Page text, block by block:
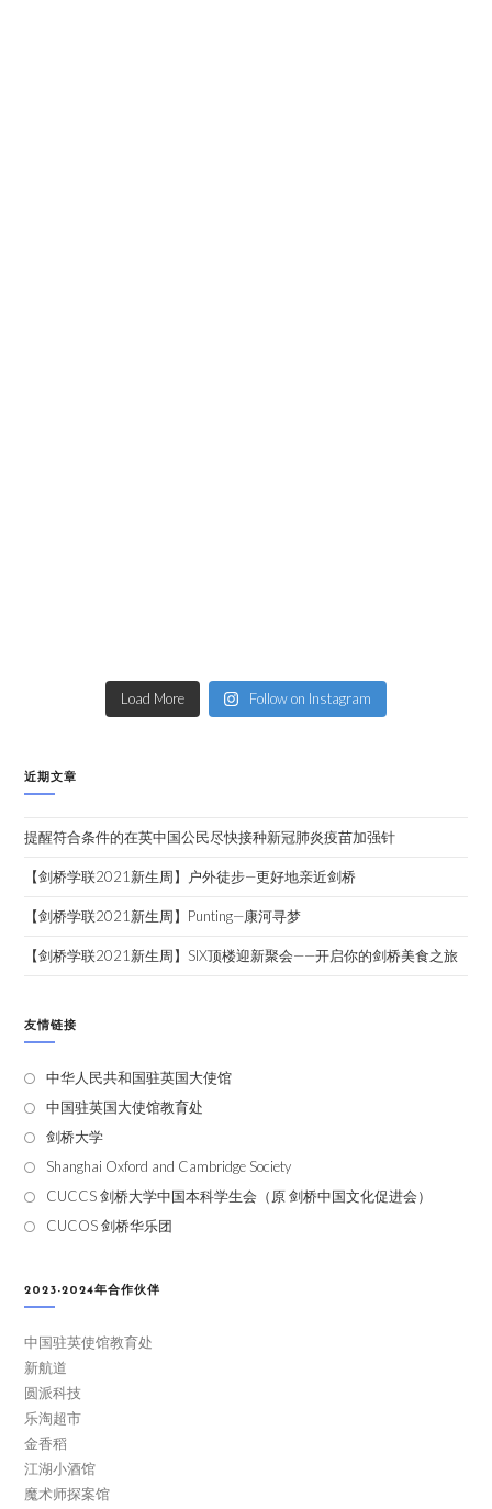
Load More Follow on Instagram
近期文章
提醒符合条件的在英中国公民尽快接种新冠肺炎疫苗加强针
【剑桥学联2021新生周】户外徒步—更好地亲近剑桥
【剑桥学联2021新生周】Punting—康河寻梦
【剑桥学联2021新生周】SIX顶楼迎新聚会——开启你的剑桥美食之旅
友情链接
中华人民共和国驻英国大使馆
中国驻英国大使馆教育处
剑桥大学
Shanghai Oxford and Cambridge Society
CUCCS 剑桥大学中国本科学生会（原 剑桥中国文化促进会）
CUCOS 剑桥华乐团
2023-2024年合作伙伴
中国驻英使馆教育处
新航道
圆派科技
乐淘超市
金香稻
江湖小酒馆
魔术师探案馆